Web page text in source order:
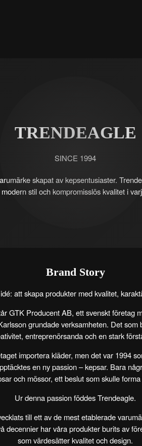
TRENDEAGLE
SINCE 1994
skapat av kepsentusiaster.
stil och kompromisslös kvalitet i
Brand Story
att skapa produkter med kvalitet,
GTK Producent AB, ett svenskt företag
grundade verksamheten. Det
entreprenörsanda och en stark
importera kläder, men det var 1994
en ny passion – kepsar. Bara
och mössor, ett beslut som skulle
Ur denna passion föddesTrendeagle.
till ett av de mest etablerade
decennier har våra produkter burits av
som värdesätter kvalitet och design.